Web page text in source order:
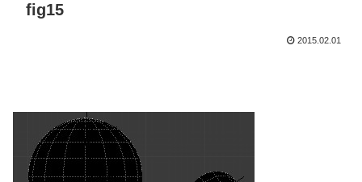
fig15
2015.02.01